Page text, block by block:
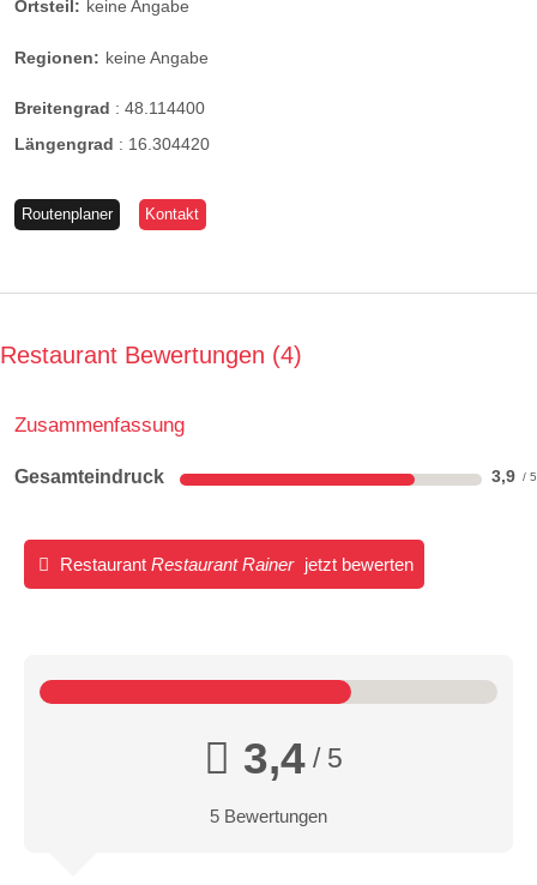
Ortsteil: keine Angabe
Regionen: keine Angabe
Breitengrad : 48.114400
Längengrad : 16.304420
Routenplaner Kontakt
Restaurant Bewertungen 4
Zusammenfassung
Gesamteindruck 3,9
Restaurant Restaurant Rainer jetzt bewerten
3,4/ 5
5 Bewertungen